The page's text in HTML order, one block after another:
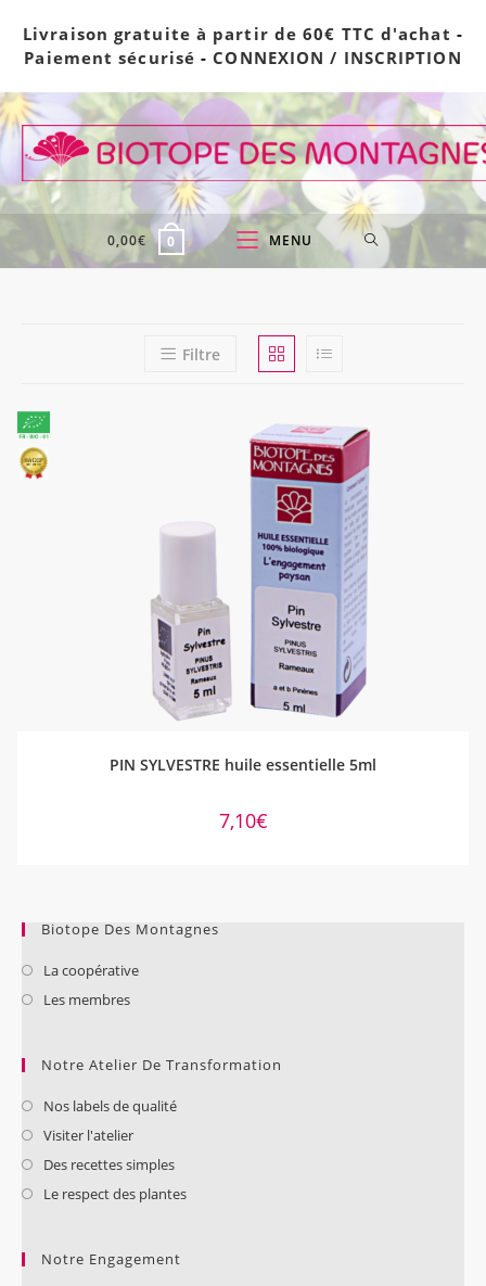
content
Livraison gratuite à partir de 60€ TTC d'achat -
Paiement sécurisé - CONNEXION / INSCRIPTION
0,00€ 0 MENU
Filtre
PIN SYLVESTRE huile essentielle 5ml
7,10€
Biotope Des Montagnes
La coopérative
Les membres
Notre Atelier De Transformation
Nos labels de qualité
Visiter l'atelier
Des recettes simples
Le respect des plantes
Notre Engagement